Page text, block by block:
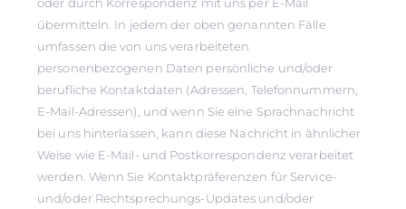
übermitteln. In jedem der oben genannten Fälle
umfassen die von uns verarbeiteten
personenbezogenen Daten persönliche und/oder
berufliche Kontaktdaten (Adressen, Telefonnummern,
E-Mail-Adressen), und wenn Sie eine Sprachnachricht
bei uns hinterlassen, kann diese Nachricht in ähnlicher
Weise wie E-Mail- und Postkorrespondenz verarbeitet
werden. Wenn Sie Kontaktpräferenzen für Service-
und/oder Rechtsprechungs-Updates und/oder